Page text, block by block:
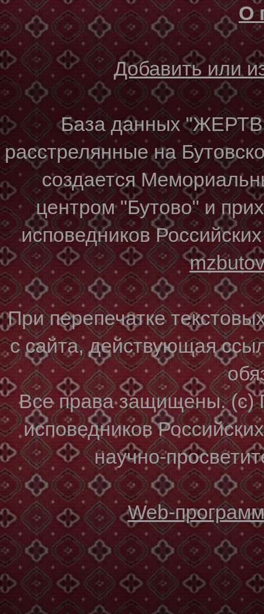
О
Добавить или
База данных
расстрелянные на
создается
центром "Бутово" и
исповедников
При перепечатке
с сайта, действующая
Все права защищены. (с)
исповедников
научно-
Web-